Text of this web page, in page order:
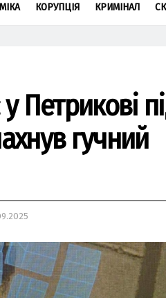
КОРУПЦІЯ КРИМІНАЛ
Петрикові
гучний